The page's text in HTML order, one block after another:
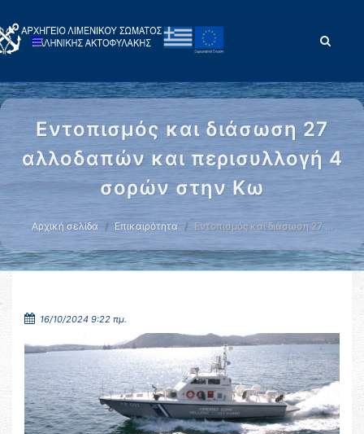
Εντοπισμός και διάσωση 27
αλλοδαπών και περισυλλογή 4
σορών στην Κω
Αρχική σελίδα Επικαιρότητα Εντοπισμός και διάσωση 27 …
16/10/2024 9:22 πμ.